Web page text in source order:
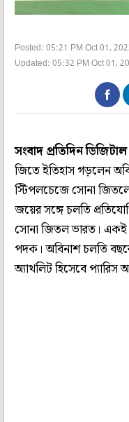
Posted: 05:21 PM Oct 01,
Updated: 05:32 PM Oct 01,
সংবাদ প্রতিদিন
জিতে ইতিহাস গড়লেন
স্টিপলচেজে সোনা
জয়ের সঙ্গে চলতি
সোনা জিতল ভারত। একই
পদক। অবিনাশ চলতি
অ্যাথলিট হিসেবে